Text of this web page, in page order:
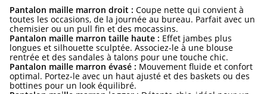
Pantalon maille marron droit : Coupe nette qui convient à
toutes les occasions, de la journée au bureau. Parfait avec un
chemisier ou un pull fin et des mocassins.
Pantalon maille marron taille haute : Effet jambes plus
longues et silhouette sculptée. Associez-le à une blouse
rentrée et des sandales à talons pour une touche chic.
Pantalon maille marron évasé : Mouvement fluide et confort
optimal. Portez-le avec un haut ajusté et des baskets ou des
bottines pour un look équilibré.